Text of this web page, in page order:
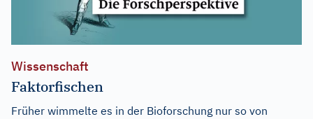
Wissenschaft
Faktorfischen
Früher wimmelte es in der Bioforschung nur so von